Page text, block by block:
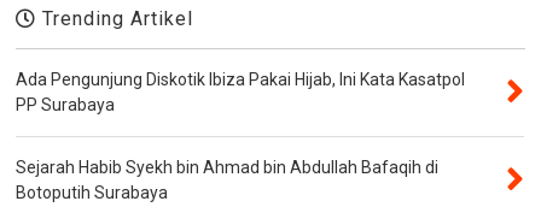
Trending Artikel
Ada Pengunjung Diskotik Ibiza Pakai Hijab, Ini Kata Kasatpol
PP Surabaya
Sejarah Habib Syekh bin Ahmad bin Abdullah Bafaqih di
Botoputih Surabaya